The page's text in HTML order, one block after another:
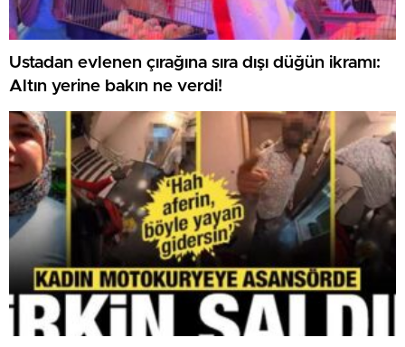
Ustadan evlenen çırağına sıra dışı düğün ikramı:
Altın yerine bakın ne verdi!